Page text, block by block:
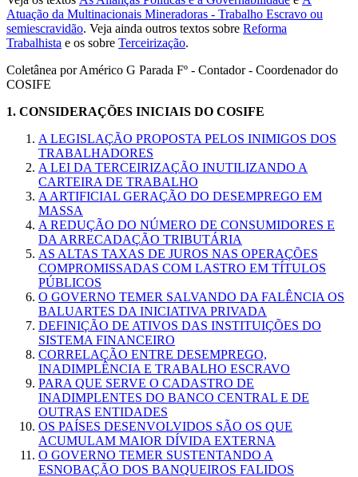
Atuação da Multinacionais Mineradoras - Trabalho Escravo ou
semiescravidão. Veja ainda outros textos sobre Reforma
Trabalhista e os sobre Terceirização.
Coletânea por Américo G Parada Fº - Contador - Coordenador do
COSIFE
1. CONSIDERAÇÕES INICIAIS DO COSIFE
A LEGISLAÇÃO PROPOSTA PELOS INIMIGOS DOS
TRABALHADORES
A LEI DA TERCEIRIZAÇÃO INUTILIZANDO A
CARTEIRA DE TRABALHO
A ARTIFICIAL GERAÇÃO DO DESEMPREGO EM
MASSA
A REDUÇÃO DO NÚMERO DE CONSUMIDORES E
DA ARRECADAÇÃO TRIBUTÁRIA
AS ALTAS TAXAS DE JUROS NAS OPERAÇÕES
COMPROMISSADAS COM LASTRO EM TÍTULOS
PÚBLICOS
O GOVERNO TEMER SALVANDO DA FALÊNCIA OS
BALUARTES DA INICIATIVA PRIVADA
DEFINIÇÃO DE ATIVOS DAS INSTITUIÇÕES DO
SISTEMA FINANCEIRO
CORRELAÇÃO ENTRE DESEMPREGO,
INADIMPLÊNCIA E TRABALHO ESCRAVO
PARA QUE SERVE O CADASTRO DE
INADIMPLENTES DO BANCO CENTRAL E DE
OUTRAS ENTIDADES
OS PAÍSES DESENVOLVIDOS SÃO OS QUE
ACUMULAM MAIOR DÍVIDA EXTERNA
O GOVERNO TEMER SUSTENTANDO A
ESNOBAÇÃO DOS BANQUEIROS FALIDOS